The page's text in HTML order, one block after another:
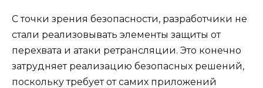
С точки зрения безопасности, разработчики не
стали реализовывать элементы защиты от
перехвата и атаки ретрансляции. Это конечно
затрудняет реализацию безопасных решений,
поскольку требует от самих приложений